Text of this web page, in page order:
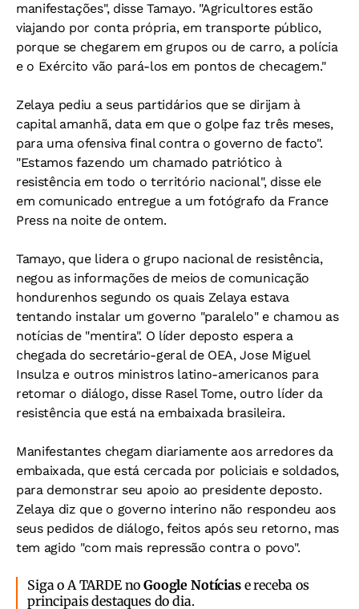
manifestações", disse Tamayo. "Agricultores estão
viajando por conta própria, em transporte público,
porque se chegarem em grupos ou de carro, a polícia
e o Exército vão pará-los em pontos de checagem."
Zelaya pediu a seus partidários que se dirijam à
capital amanhã, data em que o golpe faz três meses,
para uma ofensiva final contra o governo de facto".
"Estamos fazendo um chamado patriótico à
resistência em todo o território nacional", disse ele
em comunicado entregue a um fotógrafo da France
Press na noite de ontem.
Tamayo, que lidera o grupo nacional de resistência,
negou as informações de meios de comunicação
hondurenhos segundo os quais Zelaya estava
tentando instalar um governo "paralelo" e chamou as
notícias de "mentira". O líder deposto espera a
chegada do secretário-geral de OEA, Jose Miguel
Insulza e outros ministros latino-americanos para
retomar o diálogo, disse Rasel Tome, outro líder da
resistência que está na embaixada brasileira.
Manifestantes chegam diariamente aos arredores da
embaixada, que está cercada por policiais e soldados,
para demonstrar seu apoio ao presidente deposto.
Zelaya diz que o governo interino não respondeu aos
seus pedidos de diálogo, feitos após seu retorno, mas
tem agido "com mais repressão contra o povo".
Siga o A TARDE noGoogle Notíciase receba os
principais destaques do dia.